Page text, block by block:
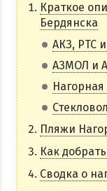
КОЛОНИЯ
КУРОРТ
МАКОРТЫ
НАГОРНАЯ ЧАСТЬ
СЛОБОДКА
ЦЕНТР
ЧАСТНЫЙ СЕКТОР
Краткое
Бердянска
АКЗ, РТС
АЗМОЛ и
Нагорная
Пляжи
Как
Сводка о